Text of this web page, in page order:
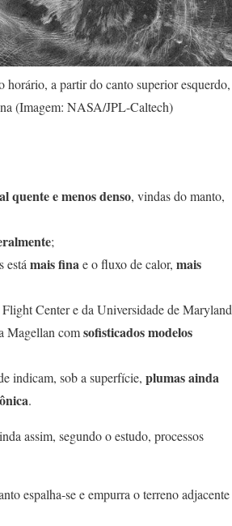
a partir do canto superior esquerdo,
(Imagem: NASA/JPL-Caltech)
quente e menos denso, vindas do manto,
;
está mais finae o fluxo de calor, mais
Center e da Universidade de Maryland
Magellan comsofisticados modelos
indicam, sob a superfície, plumas ainda
.
assim, segundo o estudo, processos
espalha-se e empurra o terreno adjacente